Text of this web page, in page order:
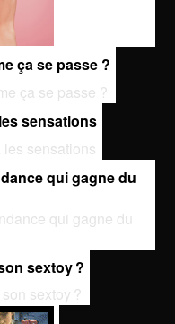
ça se passe ?
sensations
qui gagne du
sextoy ?